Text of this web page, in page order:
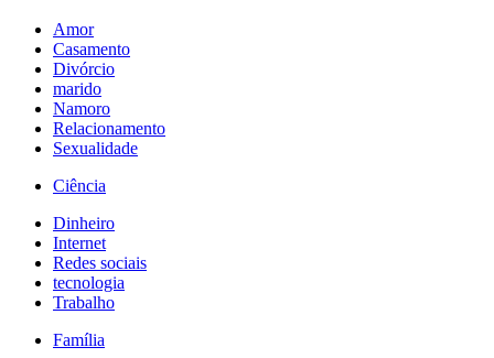
Amor
Casamento
Divórcio
marido
Namoro
Relacionamento
Sexualidade
Ciência
Dinheiro
Internet
Redes sociais
tecnologia
Trabalho
Família